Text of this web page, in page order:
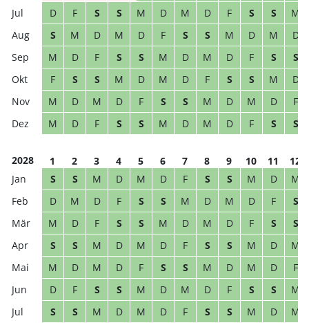
D F S S M D M D F S S
M
S
M D M D F S S M D M
D
M
D F S S M D M D F S
S
F
S S M D M D F S S M
D
M
D M D F S S M D M D
F
M
D F S S M D M D F S S
2028 1 2 3 4 5 6 7 8 9 10 11
12
S
S M D M D F S S M D
M
D
M D F S S M D M D F
S
M
D F S S M D M D F S
S
S
S M D M D F S S M D
M
M
D M D F S S M D M D
F
D
F S S M D M D F S S
M
S
S M D M D F S S M D
M